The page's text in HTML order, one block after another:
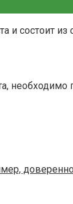
и состоит